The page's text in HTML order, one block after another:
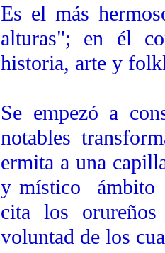
Es el más
alturas"; en él
historia, arte y
Se empezó a
notables
ermita a una
y místico ámbito
cita los
voluntad de los